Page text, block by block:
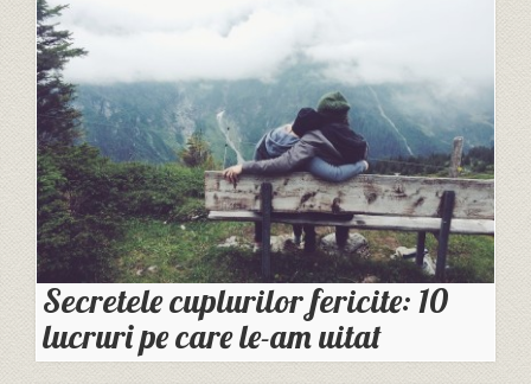
Secretele cuplurilor fericite: 10
lucruri pe care le-am uitat